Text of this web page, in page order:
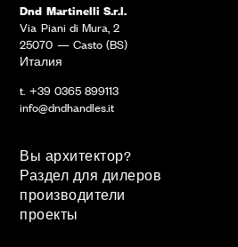
Dnd Martinelli S.r.l.
Via Piani di Mura, 2
25070 — Casto (BS)
Италия
t. +39 0365 899113
info@dndhandles.it
Вы архитектор?
Раздел для дилеров
производители
проекты